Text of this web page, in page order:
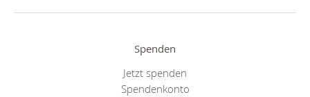
Spenden
Jetzt spenden
Spendenkonto